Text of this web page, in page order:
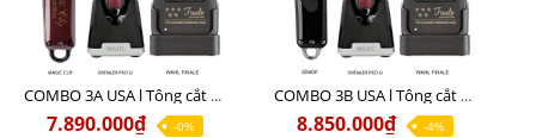
COMBO 3A USA l Tông cắt MAGIC + Tông viền DETAILER PRO LI + Cạo khô FINALE
7.890.000₫ -0%
COMBO 3B USA l Tông cắt SENIOR + Tông viền DETAILER PRO LI + Cạo khô FINALE
8.850.000₫ -4%